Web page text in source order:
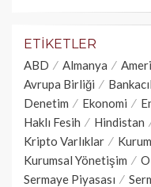
ETIKETLER
ABD Almanya
Avrupa Birliği
Denetim
Ekonomi
Haklı Fesih
Hindistan
Kripto Varlıklar
Kurumsal Yönetişim
Sermaye Piyasası